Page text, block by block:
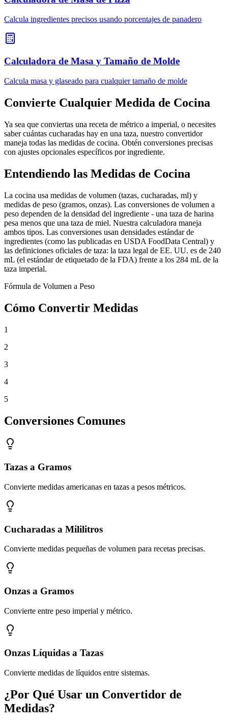
Calcula ingredientes precisos usando porcentajes de panadero
Calculadora de Masa y Tamaño de Molde
Calcula masa y glaseado para cualquier tamaño de molde
Convierte Cualquier Medida de Cocina
Ya sea que conviertas una receta de métrico a imperial, o necesites
saber cuántas cucharadas hay en una taza, nuestro convertidor
maneja todas las medidas de cocina. Obtén conversiones precisas
con ajustes opcionales específicos por ingrediente.
Entendiendo las Medidas de Cocina
La cocina usa medidas de volumen (tazas, cucharadas, ml) y
medidas de peso (gramos, onzas). Las conversiones de volumen a
peso dependen de la densidad del ingrediente - una taza de harina
pesa menos que una taza de miel. Nuestra calculadora maneja
ambos tipos. Las conversiones usan densidades estándar de
ingredientes (como las publicadas en USDA FoodData Central) y
las definiciones oficiales de taza: la taza legal de EE. UU. es de 240
mL (el estándar de etiquetado de la FDA) frente a los 284 mL de la
taza imperial.
Fórmula de Volumen a Peso
Cómo Convertir Medidas
1
2
3
4
5
Conversiones Comunes
Tazas a Gramos
Convierte medidas americanas en tazas a pesos métricos.
Cucharadas a Mililitros
Convierte medidas pequeñas de volumen para recetas precisas.
Onzas a Gramos
Convierte entre peso imperial y métrico.
Onzas Líquidas a Tazas
Convierte medidas de líquidos entre sistemas.
¿Por Qué Usar un Convertidor de
Medidas?